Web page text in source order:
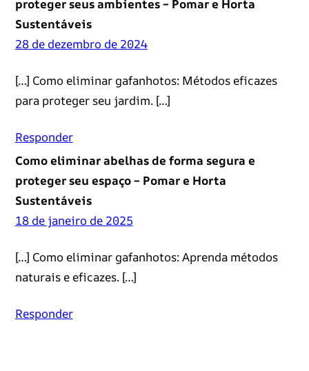
proteger seus ambientes – Pomar e Horta
Sustentáveis
28 de dezembro de 2024
[…] Como eliminar gafanhotos: Métodos eficazes
para proteger seu jardim. […]
Responder
Como eliminar abelhas de forma segura e
proteger seu espaço – Pomar e Horta
Sustentáveis
18 de janeiro de 2025
[…] Como eliminar gafanhotos: Aprenda métodos
naturais e eficazes. […]
Responder